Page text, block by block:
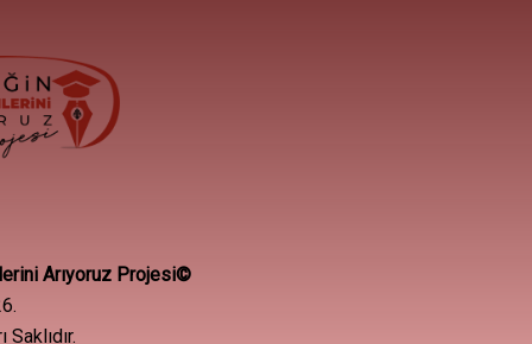
Arıyoruz Projesi©
Saklıdır.